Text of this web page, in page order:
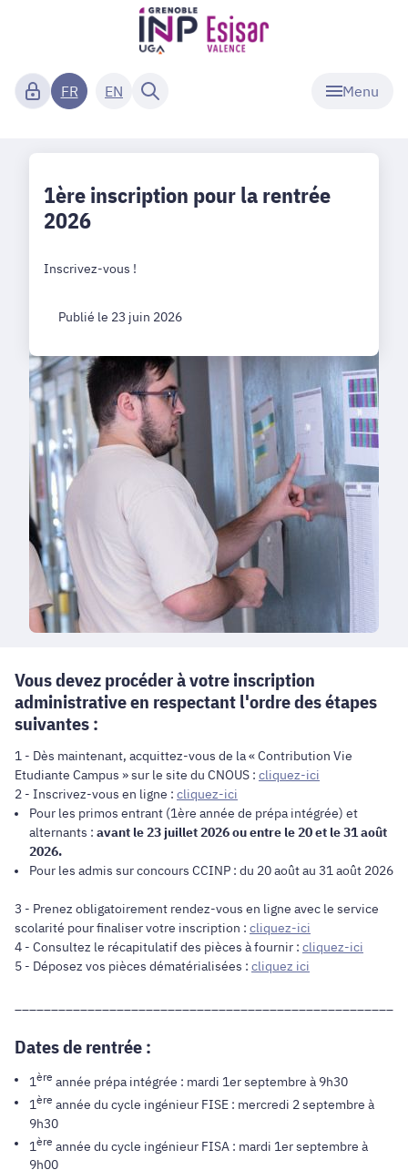
Menu
FR EN
1ère inscription pour la rentrée
2026
Inscrivez-vous !
Publié le 23 juin 2026
Vous devez procéder à votre inscription
administrative en respectant l'ordre des étapes
suivantes :
1 - Dès maintenant, acquittez-vous de la « Contribution Vie
Etudiante Campus » sur le site du CNOUS : cliquez-ici
2 - Inscrivez-vous en ligne : cliquez-ici
Pour les primos entrant (1ère année de prépa intégrée) et
alternants : avant le 23 juillet 2026 ou entre le 20 et le 31 août
2026.
Pour les admis sur concours CCINP : du 20 août au 31 août 2026
3 - Prenez obligatoirement rendez-vous en ligne avec le service
scolarité pour finaliser votre inscription : cliquez-ici
4 - Consultez le récapitulatif des pièces à fournir : cliquez-ici
5 - Déposez vos pièces dématérialisées : cliquez ici
Dates de rentrée :
1ère année prépa intégrée : mardi 1er septembre à 9h30
1ère année du cycle ingénieur FISE : mercredi 2 septembre à
9h30
1ère année du cycle ingénieur FISA : mardi 1er septembre à
9h00